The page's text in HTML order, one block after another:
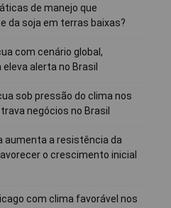
de manejo que
da soja em terras baixas?
com cenário global,
alerta no Brasil
sob pressão do clima nos
negócios no Brasil
aumenta a resistência da
o crescimento inicial
com clima favorável nos